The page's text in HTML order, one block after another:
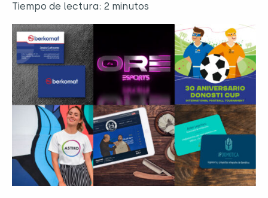
Tiempo de lectura: 2 minutos